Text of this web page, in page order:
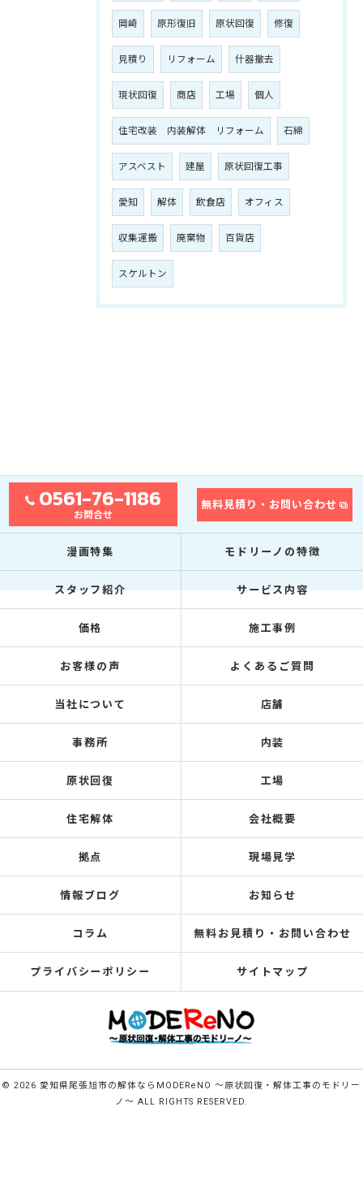
岡崎 原形復旧 原状回復 修復
見積り リフォーム 什器撤去
現状回復 商店 工場 個人
住宅改装 内装解体 リフォーム 石綿
アスベスト 建屋 原状回復工事
愛知 解体 飲食店 オフィス
収集運搬 廃棄物 百貨店
スケルトン
0561-76-1186
お問合せ
無料見積り・お問い合わせ
漫画特集 モドリーノの特徴
スタッフ紹介 サービス内容
価格 施工事例
お客様の声 よくあるご質問
当社について 店舗
事務所 内装
原状回復 工場
住宅解体 会社概要
拠点 現場見学
情報ブログ お知らせ
コラム 無料お見積り・お問い合わせ
プライバシーポリシー サイトマップ
© 2026 愛知県尾張旭市の解体ならMODEReNO ～原状回復・解体工事のモドリー
ノ～ ALL RIGHTS RESERVED.